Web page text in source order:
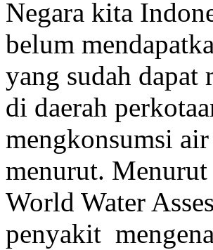
Negara kita
belum
yang sudah dapat
di daerah
mengkonsumsi
menurut. Menurut
World Water
penyakit